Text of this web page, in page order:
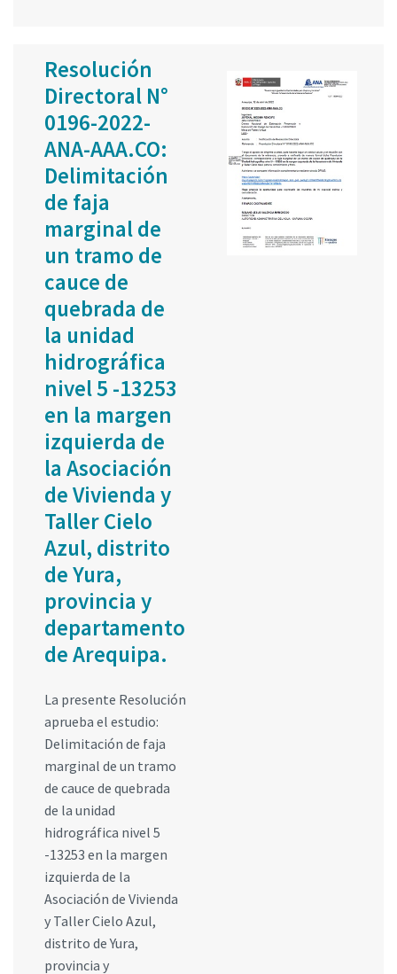
Resolución
Directoral N°
0196-2022-
ANA-AAA.CO:
Delimitación
de faja
marginal de
un tramo de
cauce de
quebrada de
la unidad
hidrográfica
nivel 5 -13253
en la margen
izquierda de
la Asociación
de Vivienda y
Taller Cielo
Azul, distrito
de Yura,
provincia y
departamento
de Arequipa.
La presente Resolución
aprueba el estudio:
Delimitación de faja
marginal de un tramo
de cauce de quebrada
de la unidad
hidrográfica nivel 5
-13253 en la margen
izquierda de la
Asociación de Vivienda
y Taller Cielo Azul,
distrito de Yura,
provincia y